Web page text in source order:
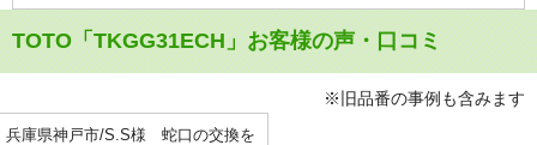
TOTO「TKGG31ECH」お客様の声・口コミ
※旧品番の事例も含みます
兵庫県神戸市/S.S様 蛇口の交換を